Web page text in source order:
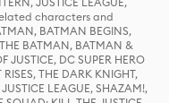
characters and
BATMAN BEGINS,
BATMAN, BATMAN &
JUSTICE, DC SUPER HERO
THE DARK KNIGHT,
LEAGUE, SHAZAM!,